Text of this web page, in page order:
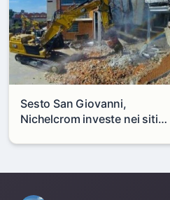
Sesto San Giovanni,
Nichelcrom investe nei siti
capannone per fare spazio a